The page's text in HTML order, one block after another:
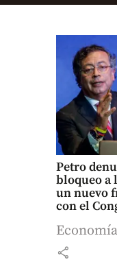
Petro
bloqueo a
un nuevo
con el
Economía
share